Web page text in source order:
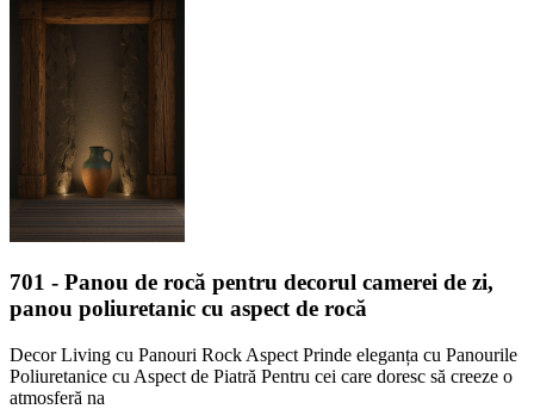
701 - Panou de rocă pentru decorul camerei de zi,
panou poliuretanic cu aspect de rocă
Decor Living cu Panouri Rock Aspect Prinde eleganța cu Panourile
Poliuretanice cu Aspect de Piatră Pentru cei care doresc să creeze o
atmosferă na